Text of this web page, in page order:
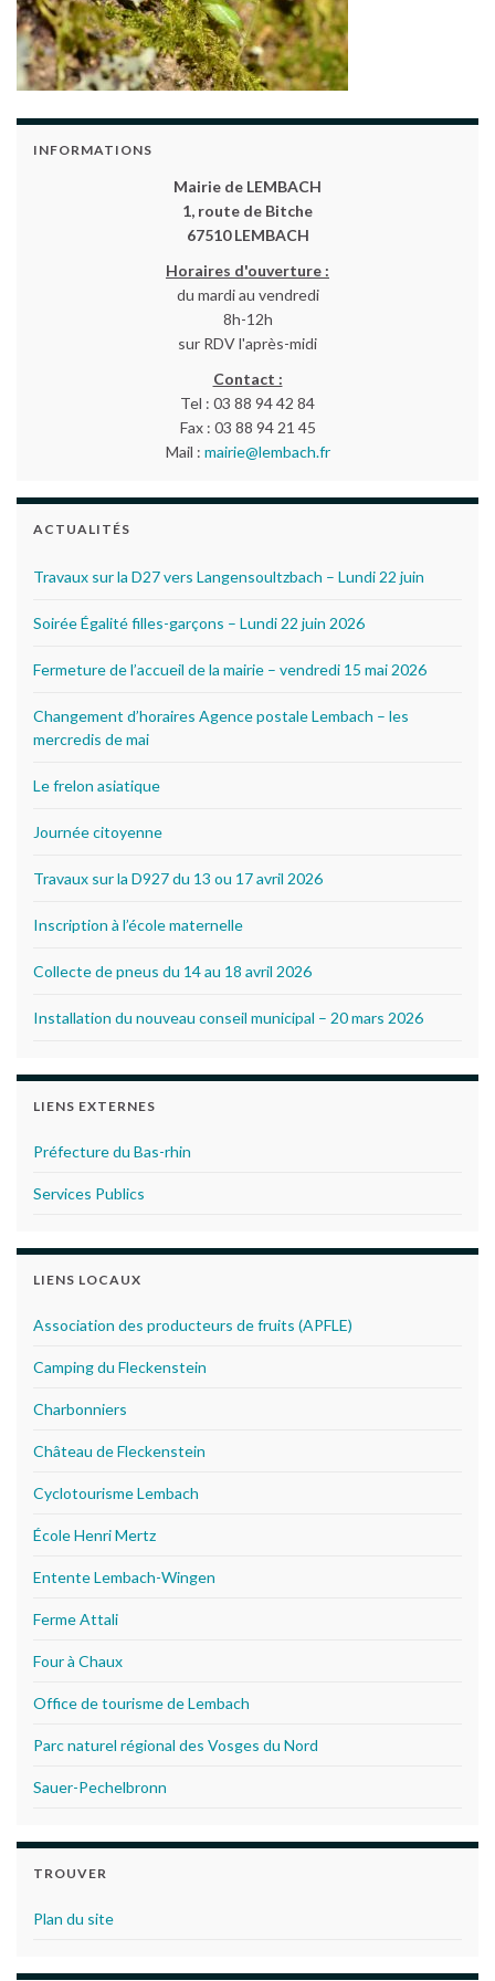
INFORMATIONS
Mairie de LEMBACH
1, route de Bitche
67510 LEMBACH
Horaires d'ouverture :
du mardi au vendredi
8h-12h
sur RDV l'après-midi
Contact :
Tel : 03 88 94 42 84
Fax : 03 88 94 21 45
Mail : mairie@lembach.fr
ACTUALITÉS
Travaux sur la D27 vers Langensoultzbach – Lundi 22 juin
Soirée Égalité filles-garçons – Lundi 22 juin 2026
Fermeture de l’accueil de la mairie – vendredi 15 mai 2026
Changement d’horaires Agence postale Lembach – les
mercredis de mai
Le frelon asiatique
Journée citoyenne
Travaux sur la D927 du 13 ou 17 avril 2026
Inscription à l’école maternelle
Collecte de pneus du 14 au 18 avril 2026
Installation du nouveau conseil municipal – 20 mars 2026
LIENS EXTERNES
Préfecture du Bas-rhin
Services Publics
LIENS LOCAUX
Association des producteurs de fruits (APFLE)
Camping du Fleckenstein
Charbonniers
Château de Fleckenstein
Cyclotourisme Lembach
École Henri Mertz
Entente Lembach-Wingen
Ferme Attali
Four à Chaux
Office de tourisme de Lembach
Parc naturel régional des Vosges du Nord
Sauer-Pechelbronn
TROUVER
Plan du site